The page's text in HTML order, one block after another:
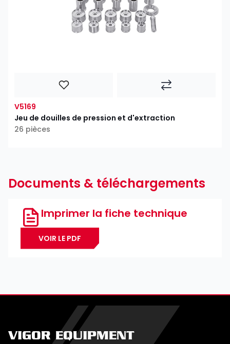
V5169
Jeu de douilles de pression et d'extraction
26 pièces
Documents & téléchargements
Imprimer la fiche technique
VOIR LE PDF
VIGOR EQUIPMENT